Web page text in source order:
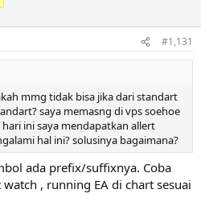
#1,131
mmg tidak bisa jika dari standart
saya memasng di vps soehoe
ini saya mendapatkan allert
hal ini? solusinya bagaimana?
ada prefix/suffixnya. Coba
, running EA di chart sesuai